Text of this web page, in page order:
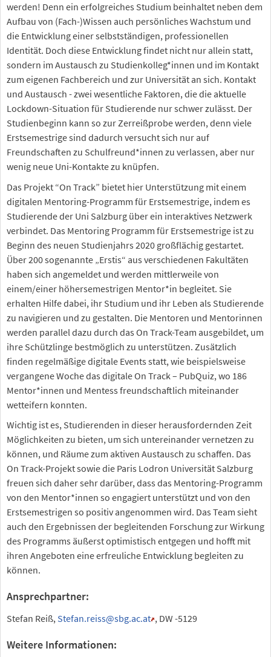
werden! Denn ein erfolgreiches Studium beinhaltet neben dem
Aufbau von (Fach-)Wissen auch persönliches Wachstum und
die Entwicklung einer selbstständigen, professionellen
Identität. Doch diese Entwicklung findet nicht nur allein statt,
sondern im Austausch zu Studienkolleg*innen und im Kontakt
zum eigenen Fachbereich und zur Universität an sich. Kontakt
und Austausch - zwei wesentliche Faktoren, die die aktuelle
Lockdown-Situation für Studierende nur schwer zulässt. Der
Studienbeginn kann so zur Zerreißprobe werden, denn viele
Erstsemestrige sind dadurch versucht sich nur auf
Freundschaften zu Schulfreund*innen zu verlassen, aber nur
wenig neue Uni-Kontakte zu knüpfen.
Das Projekt “On Track” bietet hier Unterstützung mit einem
digitalen Mentoring-Programm für Erstsemestrige, indem es
Studierende der Uni Salzburg über ein interaktives Netzwerk
verbindet. Das Mentoring Programm für Erstsemestrige ist zu
Beginn des neuen Studienjahrs 2020 großflächig gestartet.
Über 200 sogenannte „Erstis“ aus verschiedenen Fakultäten
haben sich angemeldet und werden mittlerweile von
einem/einer höhersemestrigen Mentor*in begleitet. Sie
erhalten Hilfe dabei, ihr Studium und ihr Leben als Studierende
zu navigieren und zu gestalten. Die Mentoren und Mentorinnen
werden parallel dazu durch das On Track-Team ausgebildet, um
ihre Schützlinge bestmöglich zu unterstützen. Zusätzlich
finden regelmäßige digitale Events statt, wie beispielsweise
vergangene Woche das digitale On Track – PubQuiz, wo 186
Mentor*innen und Mentess freundschaftlich miteinander
wetteifern konnten.
Wichtig ist es, Studierenden in dieser herausfordernden Zeit
Möglichkeiten zu bieten, um sich untereinander vernetzen zu
können, und Räume zum aktiven Austausch zu schaffen. Das
On Track-Projekt sowie die Paris Lodron Universität Salzburg
freuen sich daher sehr darüber, dass das Mentoring-Programm
von den Mentor*innen so engagiert unterstützt und von den
Erstsemestrigen so positiv angenommen wird. Das Team sieht
auch den Ergebnissen der begleitenden Forschung zur Wirkung
des Programms äußerst optimistisch entgegen und hofft mit
ihren Angeboten eine erfreuliche Entwicklung begleiten zu
können.
Ansprechpartner:
Stefan Reiß, Stefan.reiss@sbg.ac.at , DW -5129
Weitere Informationen: